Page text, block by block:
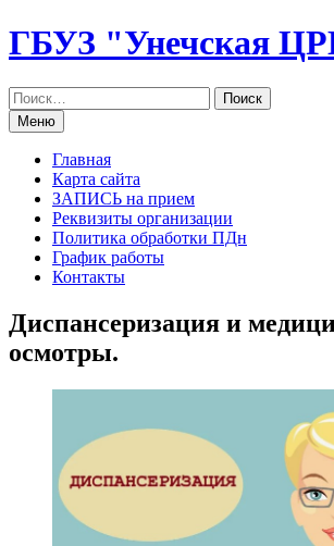
Перейти
к
ГБУЗ "Унечская
Меню
Главная
Карта сайта
ЗАПИСЬ на прием
Реквизиты организации
Политика обработки ПДн
График работы
Контакты
Диспансеризация и
осмотры.